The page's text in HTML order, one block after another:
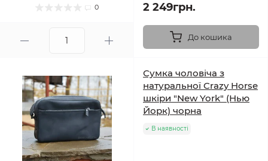
0 2 249грн.
До кошика
Сумка чоловіча з
натуральної Crazy Horse
шкіри "New York" (Нью
Йорк) чорна
В наявності